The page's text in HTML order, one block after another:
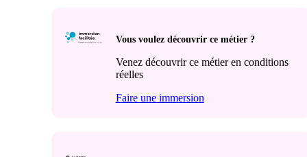
Vous voulez découvrir ce métier ?
Venez découvrir ce métier en conditions
réelles
Faire une immersion